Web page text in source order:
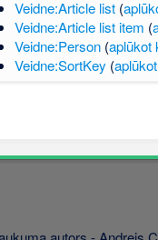
Veidne:Article list (
Veidne:Article list item (
Veidne:Person (aplūkot
Veidne:SortKey (